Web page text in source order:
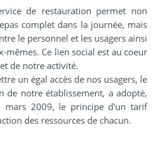
de restauration permet non
complet dans la journée, mais
le personnel et les usagers ainsi
mêmes. Ce lien social est au coeur
de notre activité.
un égal accès de nos usagers, le
de notre établissement, a adopté,
mars 2009, le principe d'un tarif
des ressources de chacun.